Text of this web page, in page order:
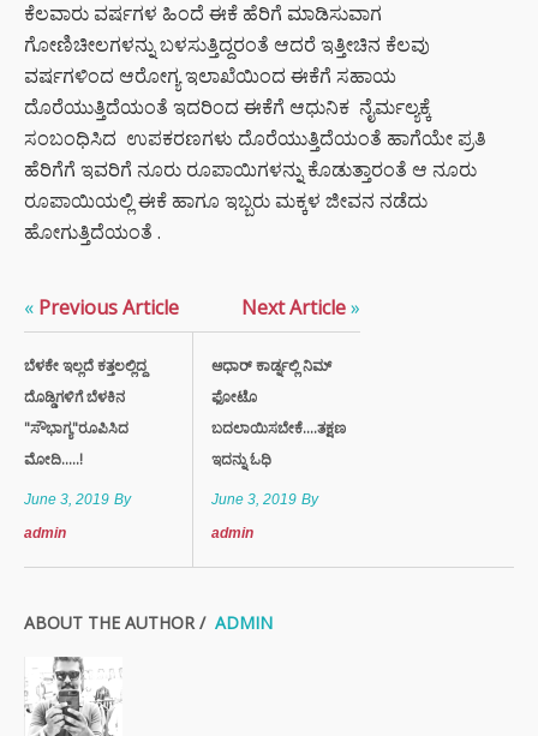
ಕೆಲವಾರು ವರ್ಷಗಳ ಹಿಂದೆ ಈಕೆ ಹೆರಿಗೆ ಮಾಡಿಸುವಾಗ
ಗೋಣಿಚೀಲಗಳನ್ನು ಬಳಸುತ್ತಿದ್ದರಂತೆ ಆದರೆ ಇತ್ತೀಚಿನ ಕೆಲವು
ವರ್ಷಗಳಿಂದ ಆರೋಗ್ಯ ಇಲಾಖೆಯಿಂದ ಈಕೆಗೆ ಸಹಾಯ
ದೊರೆಯುತ್ತಿದೆಯಂತೆ ಇದರಿಂದ ಈಕೆಗೆ ಆಧುನಿಕ ನೈರ್ಮಲ್ಯಕ್ಕೆ
ಸಂಬಂಧಿಸಿದ ಉಪಕರಣಗಳು ದೊರೆಯುತ್ತಿದೆಯಂತೆ ಹಾಗೆಯೇ ಪ್ರತಿ
ಹೆರಿಗೆಗೆ ಇವರಿಗೆ ನೂರು ರೂಪಾಯಿಗಳನ್ನು ಕೊಡುತ್ತಾರಂತೆ ಆ ನೂರು
ರೂಪಾಯಿಯಲ್ಲಿ ಈಕೆ ಹಾಗೂ ಇಬ್ಬರು ಮಕ್ಕಳ ಜೀವನ ನಡೆದು
ಹೋಗುತ್ತಿದೆಯಂತೆ .
« Previous Article
ಬೆಳಕೇ ಇಲ್ಲದೆ ಕತ್ತಲಲ್ಲಿದ್ದ
ದೊಡ್ಡಿಗಳಿಗೆ ಬೆಳಕಿನ
"ಸೌಭಾಗ್ಯ"ರೂಪಿಸಿದ
ಮೋದಿ.....!
June 3, 2019 By
admin
Next Article»
ಆಧಾರ್ ಕಾರ್ಡ್ನಲ್ಲಿ ನಿಮ್
ಫೋಟೊ
ಬದಲಾಯಿಸಬೇಕೆ....ತಕ್ಷಣ
ಇದನ್ನು ಓಧಿ
June 3, 2019 By
admin
ABOUT THE AUTHOR / ADMIN